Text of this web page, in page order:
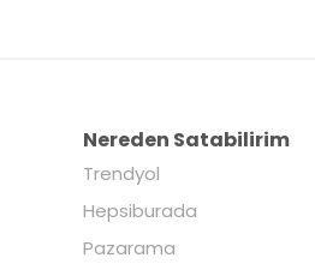
Nereden Satabilirim
Trendyol
Hepsiburada
Pazarama